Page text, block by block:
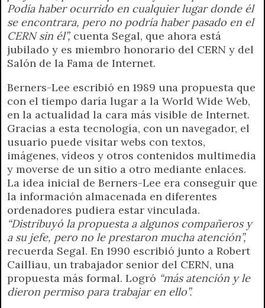
Podía haber ocurrido en cualquier lugar donde él
se encontrara, pero no podría haber pasado en el
CERN sin él”, cuenta Segal, que ahora está
jubilado y es miembro honorario del CERN y del
Salón de la Fama de Internet.
Berners-Lee escribió en 1989 una propuesta que
con el tiempo daría lugar a la World Wide Web,
en la actualidad la cara más visible de Internet.
Gracias a esta tecnología, con un navegador, el
usuario puede visitar webs con textos,
imágenes, vídeos y otros contenidos multimedia
y moverse de un sitio a otro mediante enlaces.
La idea inicial de Berners-Lee era conseguir que
la información almacenada en diferentes
ordenadores pudiera estar vinculada.
“Distribuyó la propuesta a algunos compañeros y
a su jefe, pero no le prestaron mucha atención”,
recuerda Segal. En 1990 escribió junto a Robert
Cailliau, un trabajador senior del CERN, una
propuesta más formal. Logró “más atención y le
dieron permiso para trabajar en ello”.